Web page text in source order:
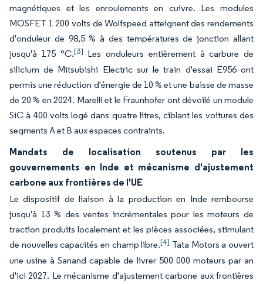
magnétiques et les enroulements en cuivre. Les modules
MOSFET 1 200 volts de Wolfspeed atteignent des rendements
d'onduleur de 98,5 % à des températures de jonction allant
jusqu'à 175 °C.[3] Les onduleurs entièrement à carbure de
silicium de Mitsubishi Electric sur le train d'essai E956 ont
permis une réduction d'énergie de 10 % et une baisse de masse
de 20 % en 2024. Marelli et le Fraunhofer ont dévoilé un module
SiC à 400 volts logé dans quatre litres, ciblant les voitures des
segments A et B aux espaces contraints.
Mandats de localisation soutenus par les
gouvernements en Inde et mécanisme d'ajustement
carbone aux frontières de l'UE
Le dispositif de liaison à la production en Inde rembourse
jusqu'à 13 % des ventes incrémentales pour les moteurs de
traction produits localement et les pièces associées, stimulant
de nouvelles capacités en champ libre.[4] Tata Motors a ouvert
une usine à Sanand capable de livrer 500 000 moteurs par an
d'ici 2027. Le mécanisme d'ajustement carbone aux frontières